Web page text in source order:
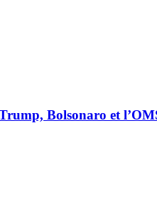
Bolsonaro et